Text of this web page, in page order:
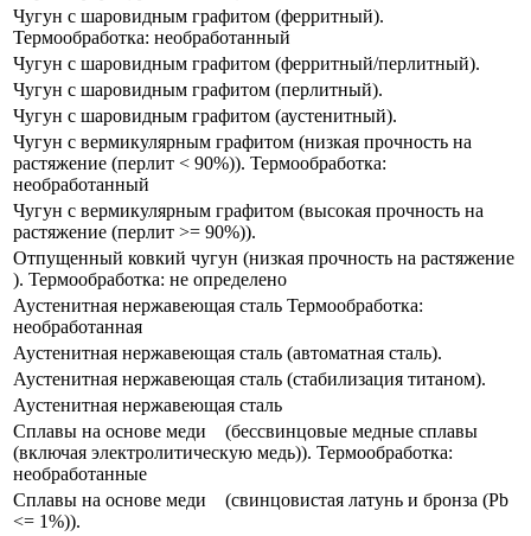
Чугун с шаровидным графитом (ферритный).
Термообработка: необработанный​
Чугун с шаровидным графитом (ферритный/перлитный).
Чугун с шаровидным графитом (перлитный).
Чугун с шаровидным графитом (аустенитный).
Чугун ​с вермикулярным графитом (низкая прочность на
растяжение​ (перлит < 90%)). Термообработка:
необработанный​
Чугун ​с вермикулярным графитом (высокая прочность на
растяжение (перлит >= 90%)).
Отпущенный ковкий чугун (низкая прочность на растяжение​
). Термообработка: не определено
Аустенитная нержавеющая сталь Термообработка:
необработанная
Аустенитная нержавеющая сталь (автоматная сталь).
Аустенитная нержавеющая сталь (стабилизация титаном​).
Аустенитная нержавеющая сталь
Сплавы​ на основе меди ​ ​ ​ (​бессвинцовые медные сплавы
(включая электролитическую медь)). Термообработка:
необработанные​
Сплавы​ на основе меди ​ ​ ​ (свинцовистая латунь и бронза (Pb
<= 1%)).